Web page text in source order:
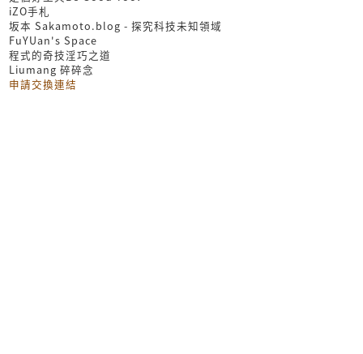
iZO手札
坂本 Sakamoto.blog - 探究科技未知領域
FuYUan's Space
程式的奇技淫巧之道
Liumang 碎碎念
申請交換連結